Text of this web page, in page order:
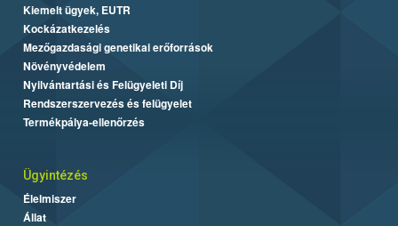
Kiemelt ügyek, EUTR
Kockázatkezelés
Mezőgazdasági genetikai erőforrások
Növényvédelem
Nyilvántartási és Felügyeleti Díj
Rendszerszervezés és felügyelet
Termékpálya-ellenőrzés
Ügyintézés
Élelmiszer
Állat